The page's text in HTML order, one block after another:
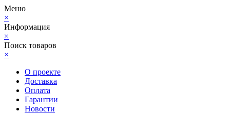
Меню
×
Информация
×
Поиск товаров
×
О проекте
Доставка
Оплата
Гарантии
Новости